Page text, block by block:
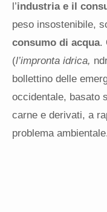
l’industria e il
peso insostenibile,
consumo di acqua.
(l’impronta idrica,
bollettino delle
occidentale, basato
carne e derivati, a
problema